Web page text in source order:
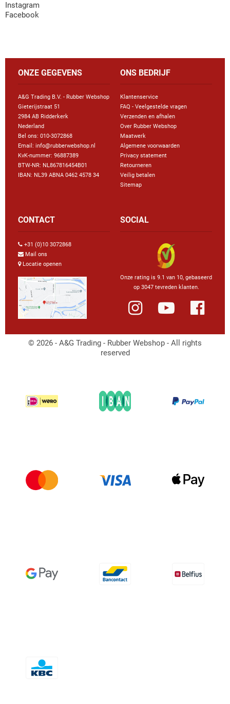
Instagram
Facebook
ONZE GEGEVENS
A&G Trading B.V. - Rubber Webshop
Gieterijstraat 51
2984 AB Ridderkerk
Nederland
Bel ons: 010-3072868
Email: info@rubberwebshop.nl
KvK-nummer: 96887389
BTW-NR: NL867816454B01
IBAN: NL39 ABNA 0462 4578 34
ONS BEDRIJF
Klantenservice
FAQ - Veelgestelde vragen
Verzenden en afhalen
Over Rubber Webshop
Maatwerk
Algemene voorwaarden
Privacy statement
Retourneren
Veilig betalen
Sitemap
CONTACT
+31 (0)10 3072868
Mail ons
Locatie openen
SOCIAL
Onze rating is 9.1 van 10, gebaseerd
op 3047 tevreden klanten.
© 2026 - A&G Trading - Rubber Webshop - All rights
reserved